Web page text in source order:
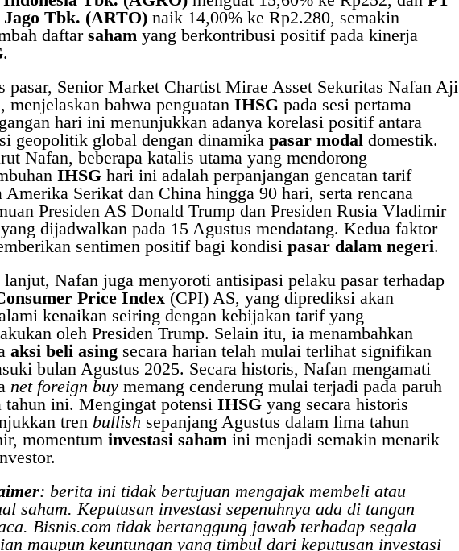
Tbk. (ARTO)naik 14,00% ke Rp2.280, semakin
daftar sahamyang berkontribusi positif pada kinerja
.
pasar, Senior Market Chartist Mirae Asset Sekuritas Nafan Aji
menjelaskan bahwa penguatan IHSGpada sesi pertama
hari ini menunjukkan adanya korelasi positif antara
geopolitik global dengan dinamika pasar modaldomestik.
Nafan, beberapa katalis utama yang mendorong
IHSGhari ini adalah perpanjangan gencatan tarif
Amerika Serikat dan China hingga 90 hari, serta rencana
Presiden AS Donald Trump dan Presiden Rusia Vladimir
dijadwalkan pada 15 Agustus mendatang. Kedua faktor
sentimen positif bagi kondisi pasar dalam negeri.
Nafan juga menyoroti antisipasi pelaku pasar terhadap
Price Index(CPI) AS, yang diprediksi akan
kenaikan seiring dengan kebijakan tarif yang
oleh Presiden Trump. Selain itu, ia menambahkan
aksi beli asingsecara harian telah mulai terlihat signifikan
bulan Agustus 2025. Secara historis, Nafan mengamati
net foreign buymemang cenderung mulai terjadi pada paruh
tahun ini. Mengingat potensi IHSGyang secara historis
tren bullish sepanjang Agustus dalam lima tahun
momentum investasi sahamini menjadi semakin menarik
: berita ini tidak bertujuan mengajak membeli atau
saham. Keputusan investasi sepenuhnya ada di tangan
Bisnis.com tidak bertanggung jawab terhadap segala
maupun keuntungan yang timbul dari keputusan investasi